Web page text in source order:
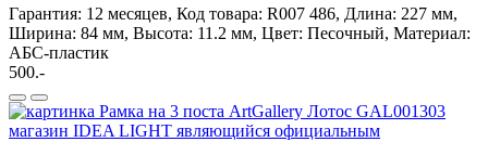
Гарантия: 12 месяцев, Код товара: R007 486, Длина: 227 мм,
Ширина: 84 мм, Высота: 11.2 мм, Цвет: Песочный, Материал:
АБС-пластик
500.-